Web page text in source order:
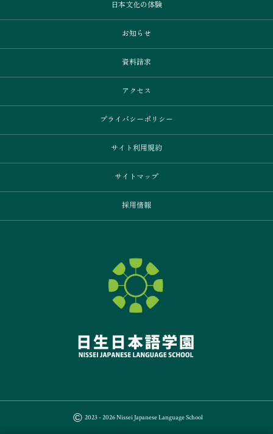
日本文化の体験
お知らせ
資料請求
アクセス
プライバシーポリシー
サイト利用規約
サイトマップ
採用情報
© 2023 - 2026Nissei Japanese Language School